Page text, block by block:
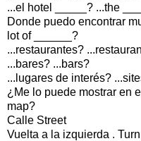
...el hotel _____? ...the
Donde puedo encontrar
lot of ______?
...restaurantes?
...bares? ...bars?
...lugares de interés?
¿Me lo puede mostrar en
map?
Calle Street
Vuelta a la izquierda .